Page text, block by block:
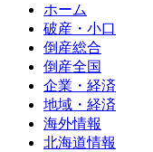
ホーム
破産・小口
倒産総合
倒産全国
企業・経済
地域・経済
海外情報
北海道情報